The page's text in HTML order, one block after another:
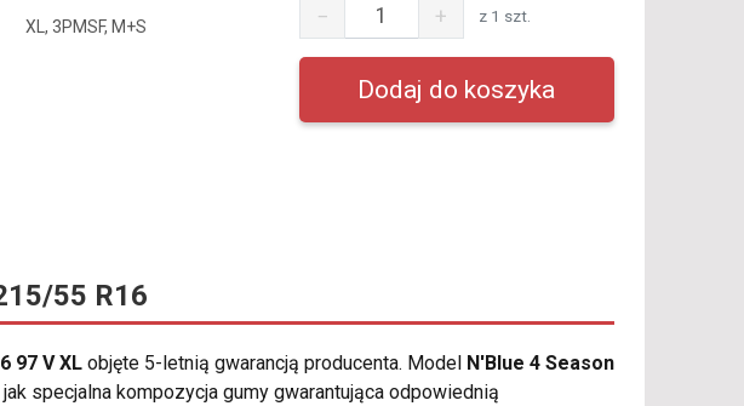
XL, 3PMSF, M+S − + z 1 szt.
55 R16
97 V XL objęte 5-letnią gwarancją producenta. Model N'Blue 4 Season
specjalna kompozycja gumy gwarantująca odpowiednią